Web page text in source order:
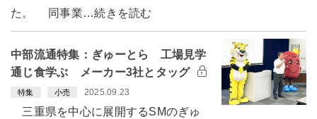
た。 同事業…続きを読む
中部流通特集：ぎゅーとら 工場見学
通じ食学ぶ メーカー3社とタッグ
特集 小売 2025.09.23
三重県を中心に展開するSMのぎゅ